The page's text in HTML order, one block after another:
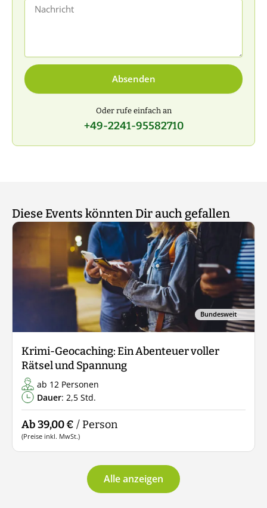
Nachricht
Absenden
Oder rufe einfach an
+49-2241-95582710
Diese Events könnten Dir auch gefallen
Bundesweit
Krimi-Geocaching: Ein Abenteuer voller
Rätsel und Spannung
ab 12 Personen
Dauer: 2,5 Std.
Ab 39,00 € / Person
(Preise inkl. MwSt.)
Alle anzeigen